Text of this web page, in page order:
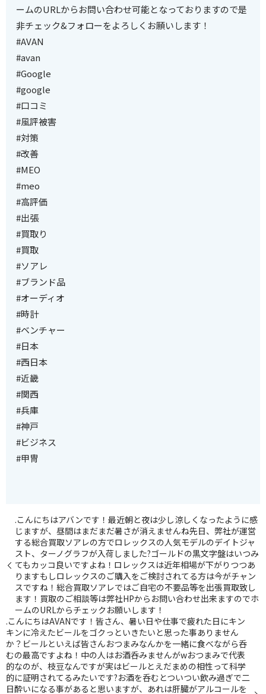
ームのURLからお問い合わせ可能となっておりますので是
非チェック&フォローをよろしくお願いします！
#AVAN
#avan
#Google
#google
#口コミ
#風評被害
#対策
#改善
#MEO
#meo
#高評価
#出張
#買取り
#買取
#ソアレ
#ブランド品
#オーディオ
#時計
#ベンチャー
#日本
#西日本
#近畿
#関西
#兵庫
#神戸
#ビジネス
#甲冑
.こんにちはアバンです！最近朝と夜は少し涼しくなったように感
じますが、昼間はまだまだ暑さが消えませんね先日、弊社が運営
する総合買取ソアレの方でロレックスの人気モデルのデイトジャ
スト、ターノグラフが入荷しました?ゴールドの黒文字盤はいつみ
てもカッコ良いですよね！ロレックスは近年相場が下がりつつあ
りますもしロレックスのご購入をご検討されてる方は今がチャン
スですね！総合買取ソアレではご自宅の不要品等を出張買取致し
ます！買取のご相談等は弊社HPからお問い合わせ出来ますのでホ
ームのURLからチェックお願いします！
.こんにちはAVANです！皆さん、暑い日や仕事で疲れた日にキン
キンに冷えたビールをゴクっといきたいと思った事ありません
か？ビールといえば皆さんおつまみなんかを一緒に食べながら呑
むの最高ですよね！中の人はお酒呑みませんがwおつまみで代表
的なのが、枝豆なんですが実はビールとえだまめの相性って科学
的に証明されてるみたいです?お酒を呑むとついつい飲み過ぎで二
日酔いになる事があると思いますが、あれは肝臓がアルコールを